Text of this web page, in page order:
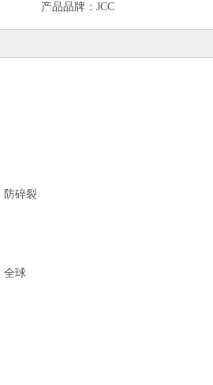
产品品牌： JCC
防碎裂
全球